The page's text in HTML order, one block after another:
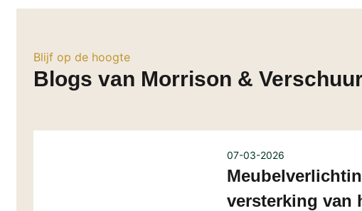
Blijf op de hoogte
Blogs van Morrison & Verschuur
07-03-2026
versterking van